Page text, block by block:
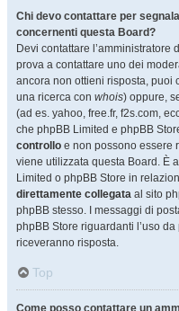
Chi devo contattare per
concernenti questa Board?
Devi contattare l’amministratore
prova a contattare uno dei
ancora non ottieni risposta, puoi
una ricerca con whois) oppure,
(ad es. yahoo, free.fr, f2s.com,
che phpBB Limited e phpBB
controllo e non possono essere
viene utilizzata questa Board. È
Limited o phpBB Store in
direttamente collegata al sito
phpBB stesso. I messaggi di
phpBB Store riguardanti l’uso
riceveranno risposta.
Top
Come posso contattare un